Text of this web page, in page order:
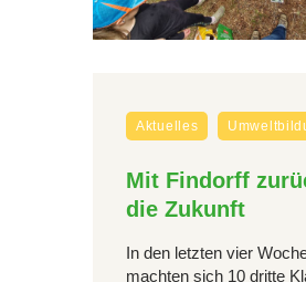
Aktuelles
Mit Findorff
die Zukunft
In den letzten vier
machten sich 10 dritte